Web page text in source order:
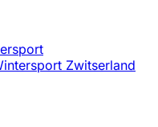
Zwitserland